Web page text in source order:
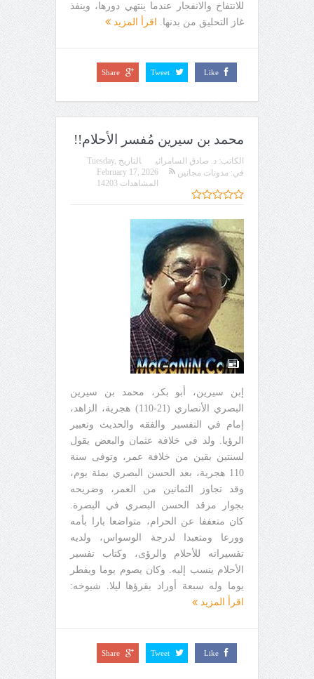
للانتفاخ والانفجار عندما ينتهي دورها، وينفذ
غاز التحليق من بدنها.
اقرأ المزيد
Like
Tweet
Share
محمد بن سيرين مُفسر الأحلام!!
الكاتب: د. صادق السامرائي التاريخ Tuesday,
February 17, 2026
في: مدونات مجانين
المشاهدات 14203
إبن سيرين، أبو بكر، محمد بن سيرين
البصري الأنصاري (21-110) هجرية، الزاهد،
إمام في التفسير والفقه والحديث وتعبير
الرؤيا. ولد في خلافة عثمان والبعض يقول
لسنتين بقين من خلافة عمر، وتوفى سنة
110 هجرية، بعد الحسن البصري بمئة يوم،
وقد تجاوز الثمانين من العمر، وضريحه
بجوار مرقد الحسن البصري في البصرة.
كان متعففا عن الحرام، متواضعا بارا بأمه
وورعا ومتعبدا لدرجة الوسواس، ولديه
تفسيراته للأحلام والرؤى، وكتاب تفسير
الأحلام ينسب إليه. وكان يصوم يوما ويفطر
يوما وله سبعة أوراد يقرؤها ليلا. شيوخه:
اقرأ المزيد
Like
Tweet
Share